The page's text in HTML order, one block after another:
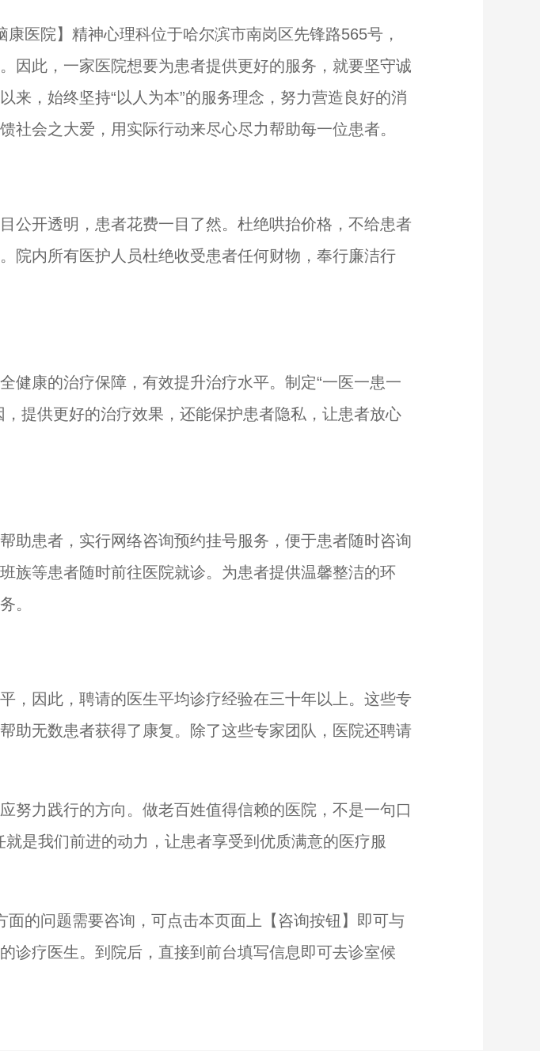
】精神心理科位于哈尔滨市南岗区先锋路565号，
因此，一家医院想要为患者提供更好的服务，就要坚守诚
，始终坚持“以人为本”的服务理念，努力营造良好的消
会之大爱，用实际行动来尽心尽力帮助每一位患者。
开透明，患者花费一目了然。杜绝哄抬价格，不给患者
院内所有医护人员杜绝收受患者任何财物，奉行廉洁行
康的治疗保障，有效提升治疗水平。制定“一医一患一
提供更好的治疗效果，还能保护患者隐私，让患者放心
患者，实行网络咨询预约挂号服务，便于患者随时咨询
族等患者随时前往医院就诊。为患者提供温馨整洁的环
。
因此，聘请的医生平均诊疗经验在三十年以上。这些专
助无数患者获得了康复。除了这些专家团队，医院还聘请
力践行的方向。做老百姓值得信赖的医院，不是一句口
是我们前进的动力，让患者享受到优质满意的医疗服
的问题需要咨询，可点击本页面上【咨询按钮】即可与
诊疗医生。到院后，直接到前台填写信息即可去诊室候